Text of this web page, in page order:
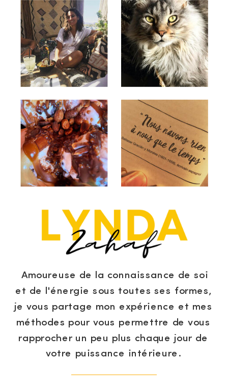
Amoureuse de la connaissance de soi
et de l'énergie sous toutes ses formes,
je vous partage mon expérience et mes
méthodes pour vous permettre de vous
rapprocher un peu plus chaque jour de
votre puissance intérieure.